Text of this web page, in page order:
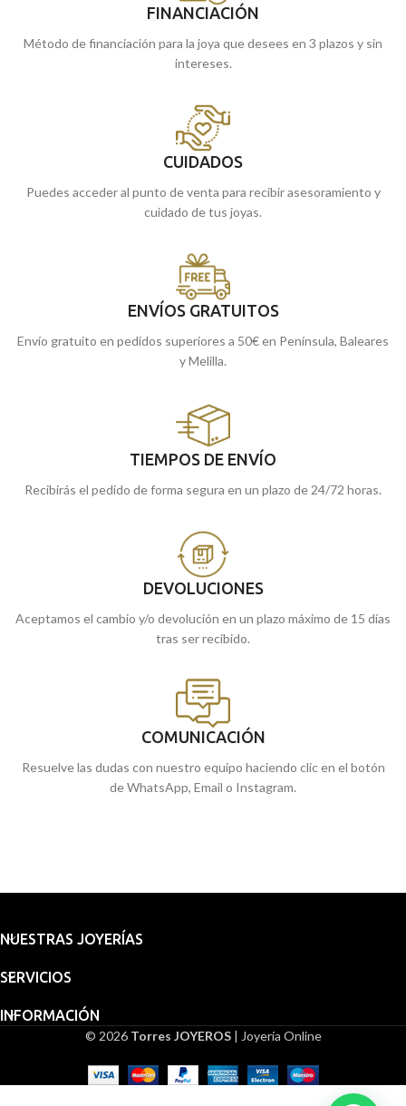
FINANCIACIÓN
Método de financiación para la joya que desees en 3 plazos y sin
intereses.
CUIDADOS
Puedes acceder al punto de venta para recibir asesoramiento y
cuidado de tus joyas.
ENVÍOS GRATUITOS
Envío gratuito en pedidos superiores a 50€ en Península, Baleares
y Melilla.
TIEMPOS DE ENVÍO
Recibirás el pedido de forma segura en un plazo de 24/72 horas.
DEVOLUCIONES
Aceptamos el cambio y/o devolución en un plazo máximo de 15 días
tras ser recibido.
COMUNICACIÓN
Resuelve las dudas con nuestro equipo haciendo clic en el botón
de WhatsApp, Email o Instagram.
NUESTRAS JOYERÍAS
SERVICIOS
INFORMACIÓN
© 2026 Torres JOYEROS| Joyería Online
Medalla
Virgen de
Embalaje